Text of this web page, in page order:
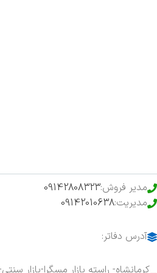
مدیر فروش:09142808323
مدیریت:09142010638
آدرس دفاتر:
کرمانشاه- راسته بازار مسگرا-بازار